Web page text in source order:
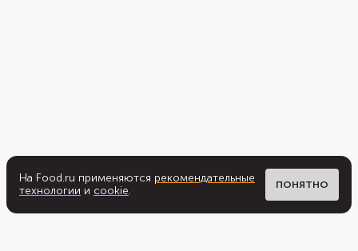
На Food.ru применяются рекомендательные
технологии и cookie. ПОНЯТНО